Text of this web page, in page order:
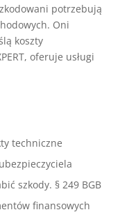
potrzebują
Oni
koszty
oferuje usługi
techniczne
szkody. § 249 BGB
finansowych